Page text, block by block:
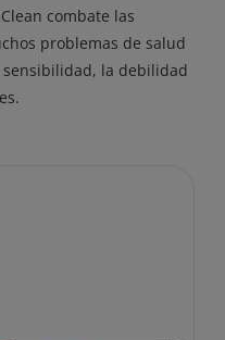
combate las
problemas de salud
la debilidad